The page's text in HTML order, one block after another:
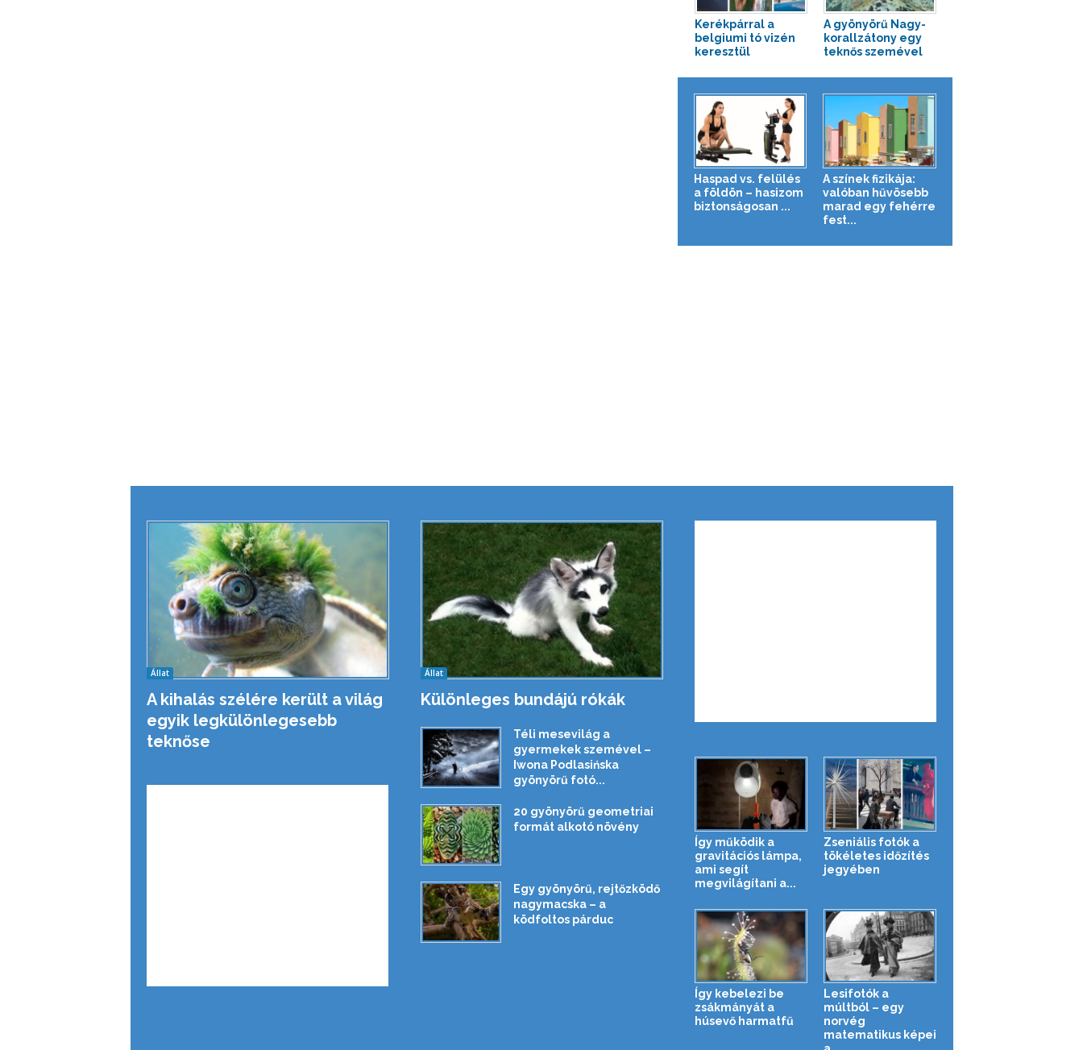
Kerékpárral a
belgiumi tó vizén
keresztül
A gyönyörű Nagy-
korallzátony egy
teknős szemével
Haspad vs. felülés
a földön – hasizom
biztonságosan ...
A színek fizikája:
valóban hűvösebb
marad egy fehérre
fest...
Állat
A kihalás szélére került a világ
egyik legkülönlegesebb
teknőse
Állat
Különleges bundájú rókák
Téli mesevilág a
gyermekek szemével –
Iwona Podlasińska
gyönyörű fotó...
20 gyönyörű geometriai
formát alkotó növény
Egy gyönyörű, rejtőzködő
nagymacska – a
ködfoltos párduc
Így működik a
gravitációs lámpa,
ami segít
megvilágítani a...
Zseniális fotók a
tökéletes időzítés
jegyében
Így kebelezi be
zsákmányát a
húsevő harmatfű
Lesifotók a
múltból – egy
norvég
matematikus képei